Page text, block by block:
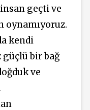
geçti ve
oynamıyoruz.
kendi
bir bağ
ve